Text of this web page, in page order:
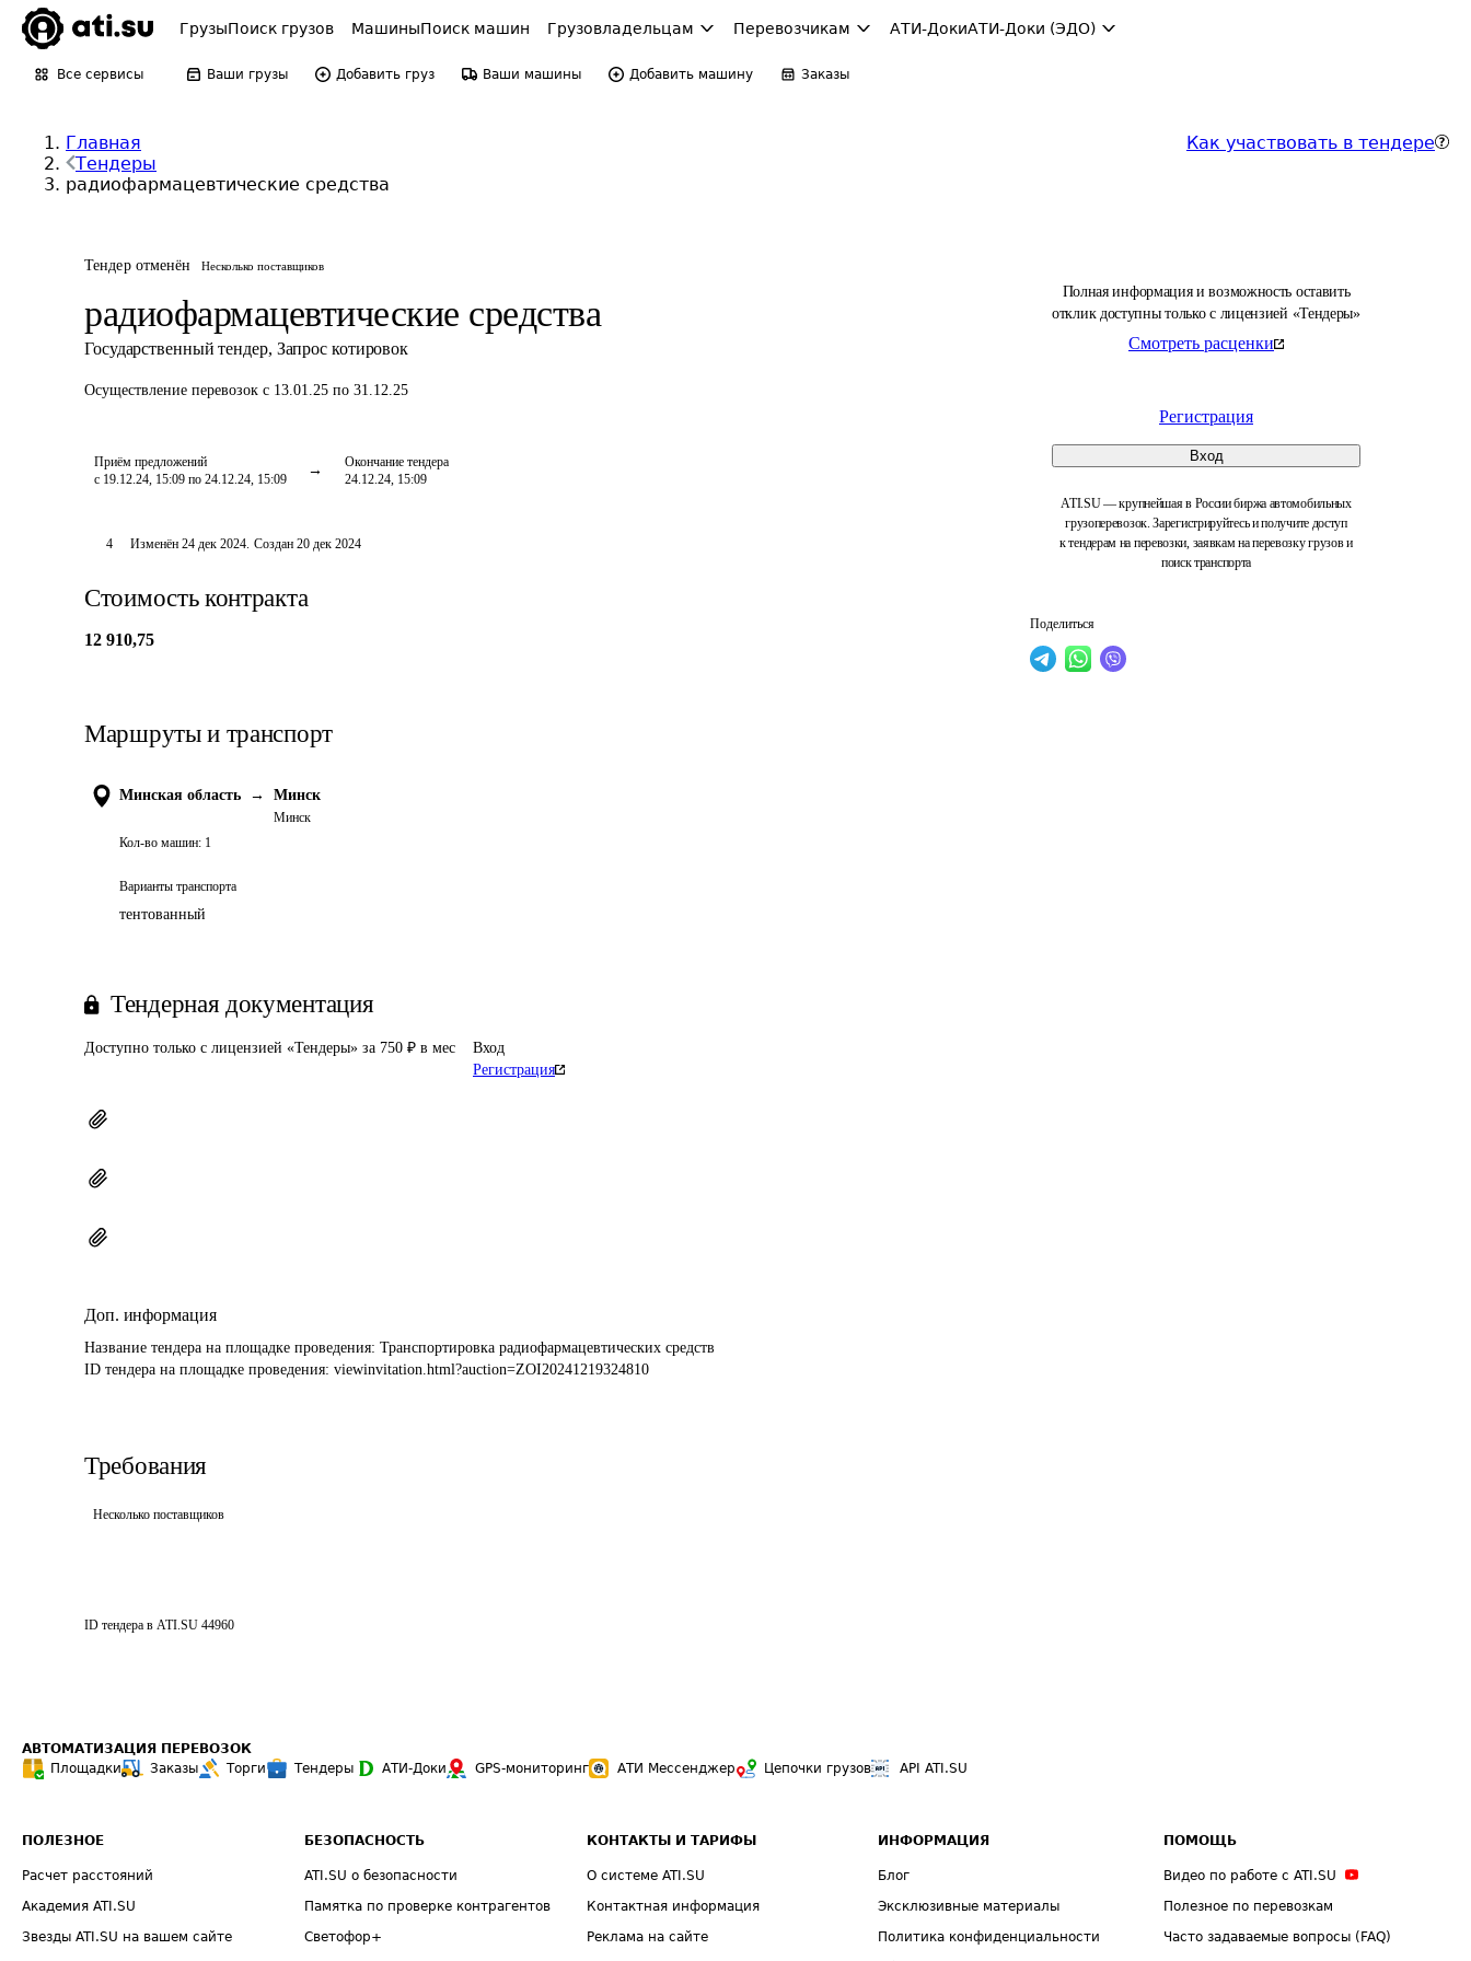
ГрузыПоиск грузов МашиныПоиск машин Грузовладельцам Перевозчикам АТИ-ДокиАТИ-Доки (ЭДО)
Все сервисы Ваши грузы Добавить груз Ваши машины Добавить машину Заказы
Главная
Тендеры
радиофармацевтические средства
Как участвовать в тендере
Тендер отменён Несколько поставщиков
радиофармацевтические средства
Государственный тендер, Запрос котировок
Осуществление перевозок с 13.01.25 по 31.12.25
Приём предложений
с 19.12.24, 15:09 по 24.12.24, 15:09
Окончание тендера
24.12.24, 15:09
Полная информация и возможность оставить
отклик доступны только с лицензией «Тендеры»
Смотреть расценки
Регистрация
Вход
ATI.SU — крупнейшая в России биржа автомобильных
грузоперевозок. Зарегистрируйтесь и получите доступ
к тендерам на перевозки, заявкам на перевозку грузов и
поиск транспорта
Поделиться
4 Изменён 24 дек 2024. Создан 20 дек 2024
Стоимость контракта
12 910,75
Маршруты и транспорт
Минская область → Минск
Минск
Кол-во машин: 1
Варианты транспорта
тентованный
Тендерная документация
Доступно только с лицензией «Тендеры» за 750 ₽ в мес
Вход
Регистрация
Доп. информация
Название тендера на площадке проведения: Транспортировка радиофармацевтических средств
ID тендера на площадке проведения: viewinvitation.html?auction=ZOI20241219324810
Требования
Несколько поставщиков
ID тендера в ATI.SU 44960
АВТОМАТИЗАЦИЯ ПЕРЕВОЗОК
Площадки
Заказы Торги Тендеры АТИ-Доки GPS-мониторинг АТИ Мессенджер Цепочки грузов API ATI.SU
ПОЛЕЗНОЕ
Расчет расстояний
Академия ATI.SU
Звезды ATI.SU на вашем сайте
БЕЗОПАСНОСТЬ
ATI.SU о безопасности
Памятка по проверке контрагентов
Светофор+
КОНТАКТЫ И ТАРИФЫ
О системе ATI.SU
Контактная информация
Реклама на сайте
ИНФОРМАЦИЯ
Блог
Эксклюзивные материалы
Политика конфиденциальности
ПОМОЩЬ
Видео по работе с ATI.SU
Полезное по перевозкам
Часто задаваемые вопросы (FAQ)